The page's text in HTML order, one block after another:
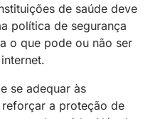
de saúde deve
política de segurança
o que pode ou não ser
se adequar às
a proteção de